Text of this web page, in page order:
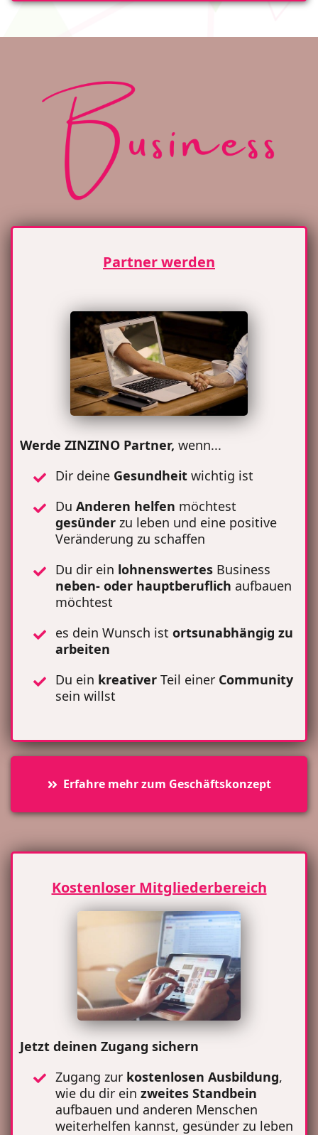
Partner werden
Werde ZINZINO Partner, wenn...
Dir deine Gesundheit wichtig ist
Du Anderen helfen möchtest
gesünder zu leben und eine positive
Veränderung zu schaffen
Du dir ein lohnenswertes Business
neben- oder hauptberuflich aufbauen
möchtest
es dein Wunsch ist ortsunabhängig zu
arbeiten
Du ein kreativer Teil einer Community
sein willst
Erfahre mehr zum Geschäftskonzept
Kostenloser Mitgliederbereich
Jetzt deinen Zugang sichern
Zugang zur kostenlosen Ausbildung,
wie du dir ein zweites Standbein
aufbauen und anderen Menschen
weiterhelfen kannst, gesünder zu leben